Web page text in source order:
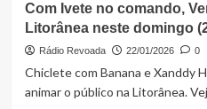
ao
Senado
26’
enquete
aponta
Matheus
Com Ivete no comando,
Litorânea neste domingo
Rádio Revoada 22/01/2026 0
Chiclete com Banana e Xanddy
animar o público na Litorânea.